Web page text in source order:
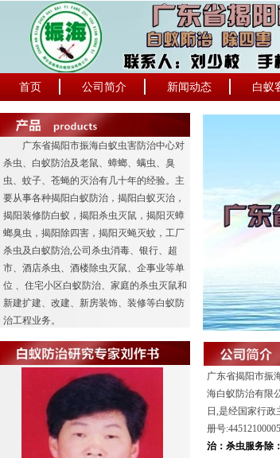
首页 公司简介 新闻动态 白蚁
广东省揭阳市振海白蚁虫害防治中心对
杀虫、白蚁防治及老鼠、蟑螂、螨虫、臭
虫、蚊子、苍蝇的灭治有几十年的经验。主
要从事各种揭阳白蚁防治，揭阳白蚁灭治，
揭阳装修防白蚁，揭阳杀虫灭鼠，揭阳灭蟑
螂臭虫，揭阳除四害，揭阳灭蝇灭蚊，工厂
杀虫及白蚁防治,公司杀虫消毒、银行、超
市、酒店杀虫、酒楼除虫灭鼠、企事业等单
位 、住宅小区白蚁防治、家庭的杀虫灭鼠和
新建扩建、改建、新房装饰、装修等白蚁防
治工程业务。
广东省揭阳市振
海白蚁防治有限
日,是经国家行
册号
治： 杀虫服务除 ：